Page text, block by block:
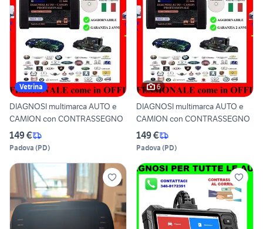
Vetrina
DIAGNOSI multimarca AUTO e
CAMION con CONTRASSEGNO
149 €
Padova (PD)
6
DIAGNOSI multimarca AUTO e
CAMION con CONTRASSEGNO
149 €
Padova (PD)